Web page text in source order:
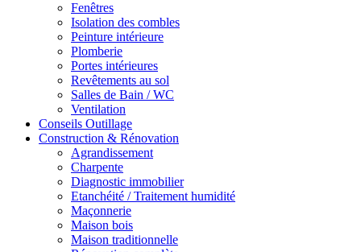
Fenêtres
Isolation des combles
Peinture intérieure
Plomberie
Portes intérieures
Revêtements au sol
Salles de Bain / WC
Ventilation
Conseils Outillage
Construction & Rénovation
Agrandissement
Charpente
Diagnostic immobilier
Etanchéité / Traitement humidité
Maçonnerie
Maison bois
Maison traditionnelle